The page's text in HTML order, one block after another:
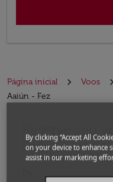
Página inicial Voos
Aaiún - Fez
Reserve seu
Fez
By clicking “Accept All
on your device to enhance
assist in our marketing